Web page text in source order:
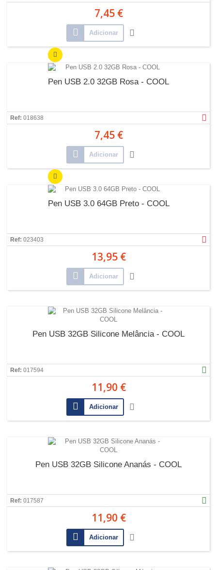
7,45 €
Adicionar
Pen USB 2.0 32GB Rosa - COOL
Ref: 018638
7,45 €
Adicionar
Pen USB 3.0 64GB Preto - COOL
Ref: 023403
13,95 €
Adicionar
Pen USB 32GB Silicone Melância - COOL
Ref: 017594
11,90 €
Adicionar
Pen USB 32GB Silicone Ananás - COOL
Ref: 017587
11,90 €
Adicionar